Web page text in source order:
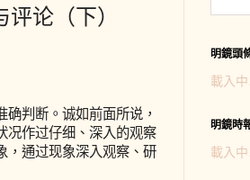
论（下）
判断。诚如前面所说，
况作过仔细、深入的观察
，通过现象深入观察、研
明鏡頭
載入
明鏡時
載入